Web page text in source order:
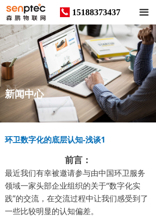
끀
끅 15188373437
环卫数字化的底层认知-浅谈1
前言：
最近我们有幸被邀请参与由中国环卫服务
领域一家头部企业组织的关于“数字化实
践”的交流，在交流过程中让我们感受到了
一些比较明显的认知偏差。
News
新闻中心